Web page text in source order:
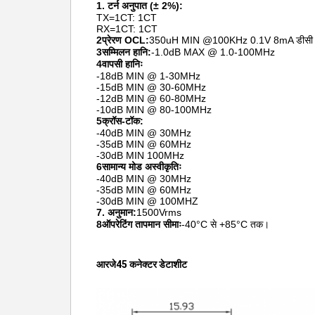
1. टर्न अनुपात (± 2%):
TX=1CT: 1CT
RX=1CT: 1CT
2प्रेरण OCL:350uH MIN @100KHz 0.1V 8mA डीसी
3सम्मिलन हानि:-1.0dB MAX @ 1.0-100MHz
4वापसी हानिः
-18dB MIN @ 1-30MHz
-15dB MIN @ 30-60MHz
-12dB MIN @ 60-80MHz
-10dB MIN @ 80-100MHz
5क्रॉस-टॉक:
-40dB MIN @ 30MHz
-35dB MIN @ 60MHz
-30dB MIN 100MHz
6सामान्य मोड अस्वीकृतिः
-40dB MIN @ 30MHz
-35dB MIN @ 60MHz
-30dB MIN @ 100MHZ
7. अनुमान:1500Vrms
8ऑपरेटिंग तापमान सीमाः-40°C से +85°C तक।
आरजे45 कनेक्टर डेटाशीट